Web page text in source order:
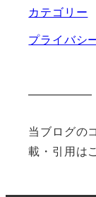
カテゴリー
プライバシ
当ブログの
載・引用は